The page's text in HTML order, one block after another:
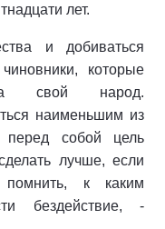
лет.
и добиваться
которые
свой народ.
наименьшим из
перед собой цель
лучше, если
к каким
бездействие, -